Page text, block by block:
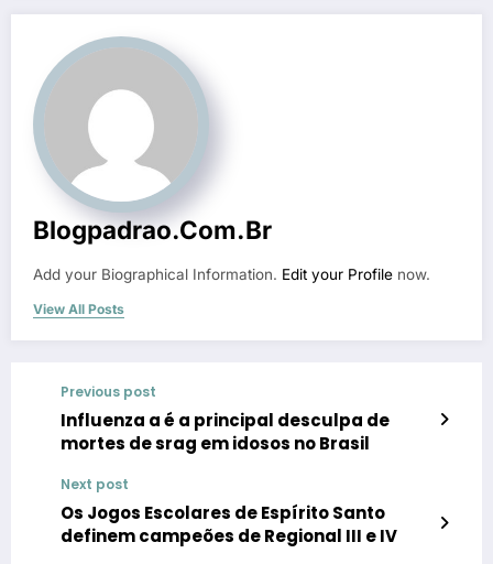
Blogpadrao.com.br
Add your Biographical Information. Edit your Profile now.
View All Posts
Previous post
Influenza a é a principal desculpa de
mortes de srag em idosos no Brasil
Next post
Os Jogos Escolares de Espírito Santo
definem campeões de Regional III e IV